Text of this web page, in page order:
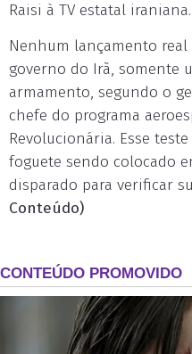
Raisi à TV estatal iraniana.
Nenhum lançamento
governo do Irã, somente
armamento, segundo o
chefe do programa
Revolucionária. Esse
foguete sendo colocado
disparado para verificar
Conteúdo)